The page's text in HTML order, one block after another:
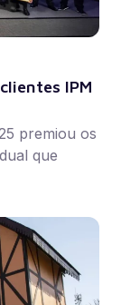
IPM
premiou os
que